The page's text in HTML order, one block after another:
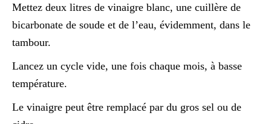
Mettez deux litres de vinaigre blanc, une cuillère de
bicarbonate de soude et de l’eau, évidemment, dans le
tambour.
Lancez un cycle vide, une fois chaque mois, à basse
température.
Le vinaigre peut être remplacé par du gros sel ou de